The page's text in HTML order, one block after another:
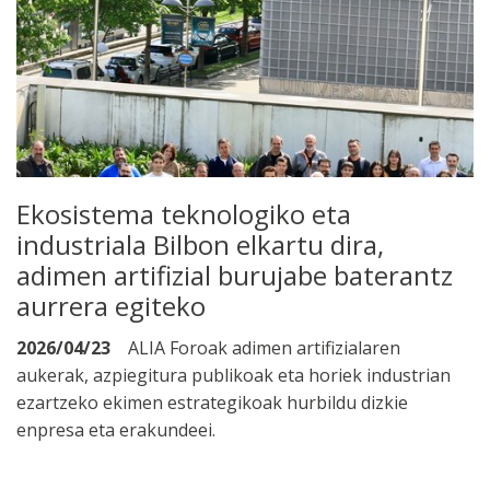
Ekosistema teknologiko eta
industriala Bilbon elkartu dira,
adimen artifizial burujabe baterantz
aurrera egiteko
2026/04/23
ALIA Foroak adimen artifizialaren
aukerak, azpiegitura publikoak eta horiek industrian
ezartzeko ekimen estrategikoak hurbildu dizkie
enpresa eta erakundeei.